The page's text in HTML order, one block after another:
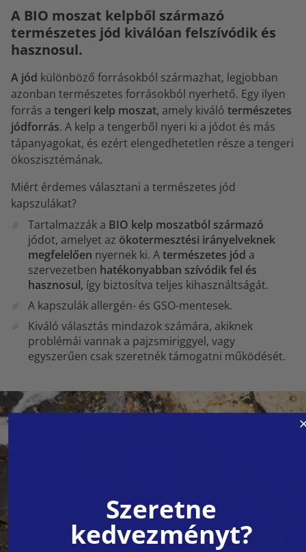
A BIO moszat kelpből származó
természetes jód kiválóan felszívódik és
hasznosul.
A jód különböző forrásokból származhat, legjobban
azonban természetes forrásokból nyerhető. Egy ilyen
forrás a tengeri kelp moszat, amely kiváló természetes
jódforrás. A kelp a tengerből nyeri ki a jódot és más
tápanyagokat, és ezért elengedhetetlen része a tengeri
ökoszisztémának.
Miért érdemes választani a természetes jód
kapszulákat?
Tartalmazzák a BIO kelp moszatból származó
jódot, amelyet az ökotermesztési irányelveknek
megfelelően nyernek ki. Atermészetes jód a
szervezetben hatékonyabban szívódik fel és
hasznosul, így biztosítva teljes kihasználtságát.
A kapszulák allergén- és GSO-mentesek.
Kiváló választás mindazok számára, akiknek
problémái vannak a pajzsmiriggyel, vagy
egyszerűen csak szeretnék támogatni működését.
Szeretne
kedvezményt?